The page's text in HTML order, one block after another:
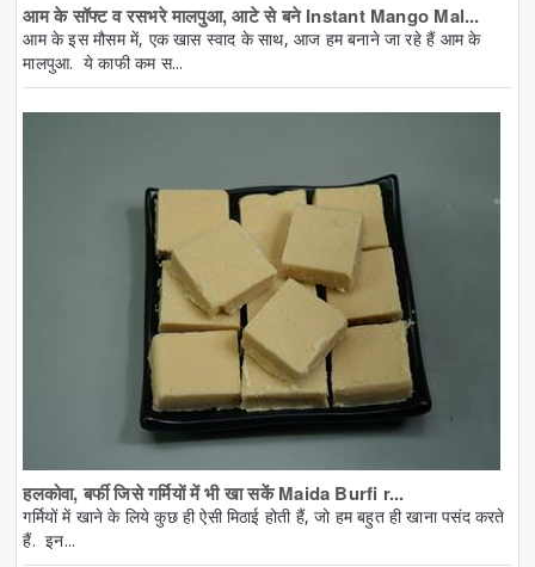
आम के सॉफ्ट व रसभरे मालपुआ, आटे से बने Instant Mango Mal...
आम के इस मौसम में, एक खास स्वाद के साथ, आज हम बनाने जा रहे हैं आम के
मालपुआ. ये काफी कम स...
हलकोवा, बर्फी जिसे गर्मियों में भी खा सकें Maida Burfi r...
गर्मियों में खाने के लिये कुछ ही ऐसी मिठाई होती हैं, जो हम बहुत ही खाना पसंद करते
हैं. इन...